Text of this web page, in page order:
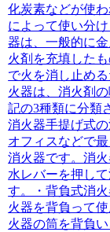
化炭素などが使
によって使い分
器は、一般的に
火剤を充填した
で火を消し止め
火器は、消火剤
記の3種類に分類
消火器手提げ式
オフィスなどで
消火器です。消
水レバーを押し
す。・背負式消
火器を背負って
火器の筒を背負